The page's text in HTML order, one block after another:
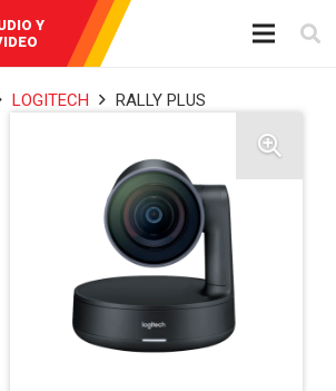
Y
INSTRUMENTOS
DE MEDICIÓN
LOGITECH RALLY PLUS